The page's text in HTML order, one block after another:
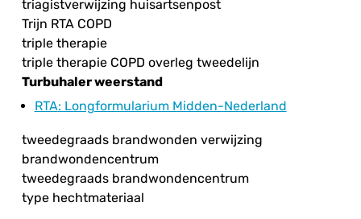
triagistverwijzing huisartsenpost
Trijn RTA COPD
triple therapie
triple therapie COPD overleg tweedelijn
Turbuhaler weerstand
RTA: Longformularium Midden-Nederland
tweedegraads brandwonden verwijzing
brandwondencentrum
tweedegraads brandwondencentrum
type hechtmateriaal